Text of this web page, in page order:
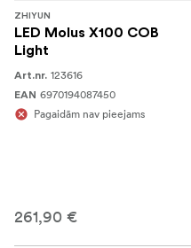
ZHIYUN
LED Molus X100 COB
Light
Art.nr. 123616
EAN 6970194087450
Pagaidām nav pieejams
261,90 €